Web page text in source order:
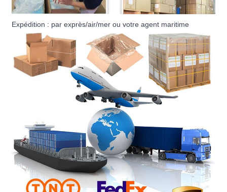
Expédition : par exprès/air/mer ou votre agent maritime